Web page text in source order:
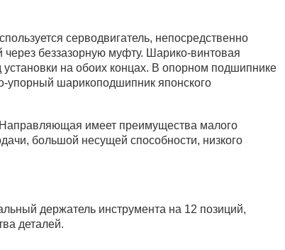
серводвигатель, непосредственно
беззазорную муфту. Шарико-винтовая
на обоих концах. В опорном подшипнике
упорный шарикоподшипник японского
имеет преимущества малого
большой несущей способности, низкого
держатель инструмента на 12 позиций,
деталей.